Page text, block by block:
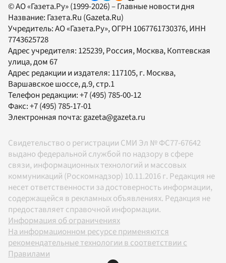
© АО «Газета.Ру» (1999-2026) – Главные новости дня
Название: Газета.Ru (Gazeta.Ru)
Учредитель:АО «Газета.Ру», ОГРН 1067761730376, ИНН
7743625728
Адрес учредителя: 125239, Россия, Москва, Коптевская
улица, дом 67
Адрес редакции и издателя: 117105, г. Москва,
Варшавское шоссе, д.9, стр.1
Телефон редакции:+7 (495) 785-00-12
Факс:+7 (495) 785-17-01
Электронная почта:gazeta@gazeta.ru
Свидетельство о регистрации СМИ Эл № ФС77-67642
выдано федеральной службой по надзору в сфере
связи, информационных технологий и массовых
коммуникаций (Роскомнадзор) 10.11.2016 г. Редакция не
несет ответственности за достоверность информации,
содержащейся в рекламных объявлениях. Редакция не
предоставляет справочной информации.
Информация об ограничениях
На информационном ресурсе применяются
рекомендательные технологии в соответствии с
Правилами